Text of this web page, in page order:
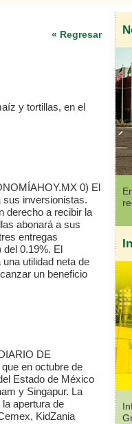
« Regresar
y tortillas, en el
0) El
sus inversionistas.
derecho a recibir la
abonará a sus
entregas
del 0.19%. El
utilidad neta de
un beneficio
DE
en octubre de
Estado de México
y Singapur. La
apertura de
KidZania